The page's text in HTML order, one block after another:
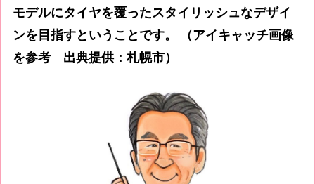
モデルにタイヤを覆ったスタイリッシュなデザイ
ンを目指すということです。 （アイキャッチ画像
を参考 出典提供：札幌市）